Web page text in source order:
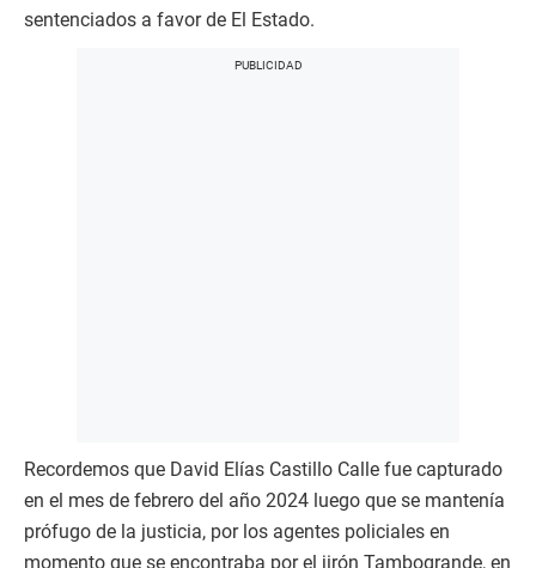
sentenciados a favor de El Estado.
Recordemos que David Elías Castillo Calle fue capturado
en el mes de febrero del año 2024 luego que se mantenía
prófugo de la justicia, por los agentes policiales en
momento que se encontraba por el jirón Tambogrande, en